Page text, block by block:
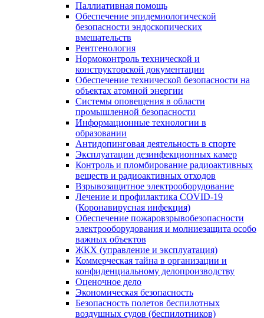
Паллиативная помощь
Обеспечение эпидемиологической
безопасности эндоскопических
вмешательств
Рентгенология
Нормоконтроль технической и
конструкторской документации
Обеспечение технической безопасности на
объектах атомной энергии
Системы оповещения в области
промышленной безопасности
Информационные технологии в
образовании
Антидопинговая деятельность в спорте
Эксплуатации дезинфекционных камер
Контроль и пломбирование радиоактивных
веществ и радиоактивных отходов
Взрывозащитное электрооборудование
Лечение и профилактика COVID-19
(Коронавирусная инфекция)
Обеспечение пожаровзрывобезопасности
электрооборудования и молниезащита особо
важных объектов
ЖКХ (управление и эксплуатация)
Коммерческая тайна в организации и
конфиденциальному делопроизводству
Оценочное дело
Экономическая безопасность
Безопасность полетов беспилотных
воздушных судов (беспилотников)